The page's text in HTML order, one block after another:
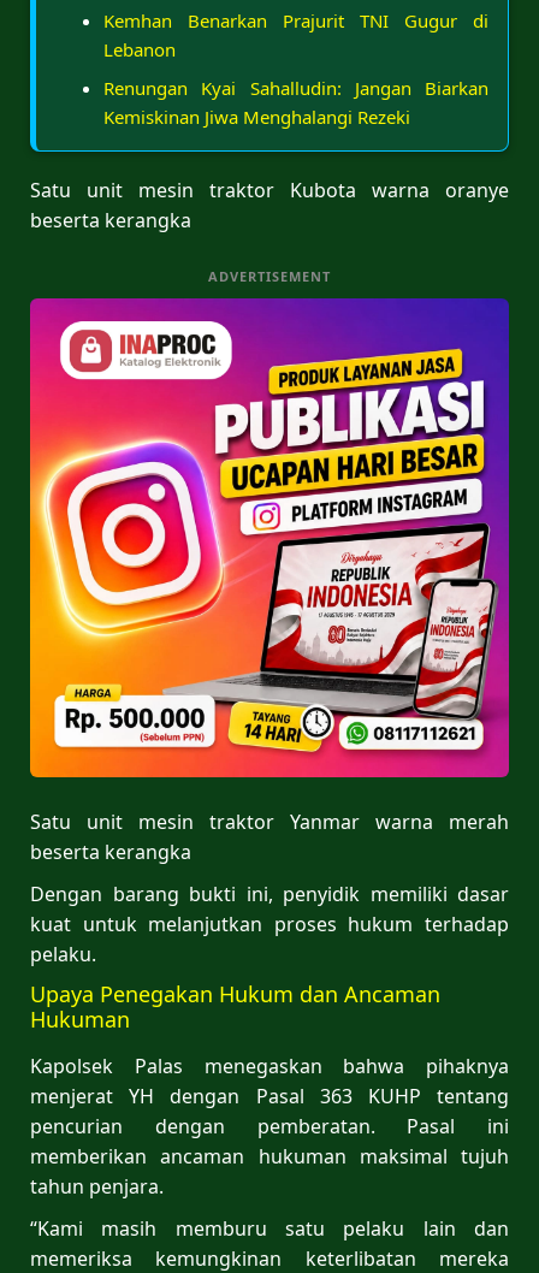
Kemhan Benarkan Prajurit TNI Gugur di
Lebanon
Renungan Kyai Sahalludin: Jangan Biarkan
Kemiskinan Jiwa Menghalangi Rezeki
Satu unit mesin traktor Kubota warna oranye
beserta kerangka
ADVERTISEMENT
Satu unit mesin traktor Yanmar warna merah
beserta kerangka
Dengan barang bukti ini, penyidik memiliki dasar
kuat untuk melanjutkan proses hukum terhadap
pelaku.
Upaya Penegakan Hukum dan Ancaman
Hukuman
Kapolsek Palas menegaskan bahwa pihaknya
menjerat YH dengan Pasal 363 KUHP tentang
pencurian dengan pemberatan. Pasal ini
memberikan ancaman hukuman maksimal tujuh
tahun penjara.
“Kami masih memburu satu pelaku lain dan
memeriksa kemungkinan keterlibatan mereka